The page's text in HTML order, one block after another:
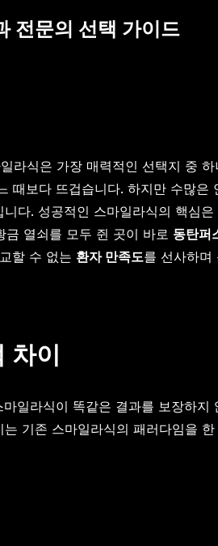
전문의 선택 가이드
라식은 가장 매력적인 선택지 중
때보다 뜨겁습니다. 하지만 수많은
다. 성공적인 스마일라식의 핵심
열쇠를 모두 쥔 곳이 바로 동탄퍼
할 수 없는 환자 만족도를 선사하며
차이
일라식이 똑같은 결과를 보장하지
는 기존 스마일라식의 패러다임을